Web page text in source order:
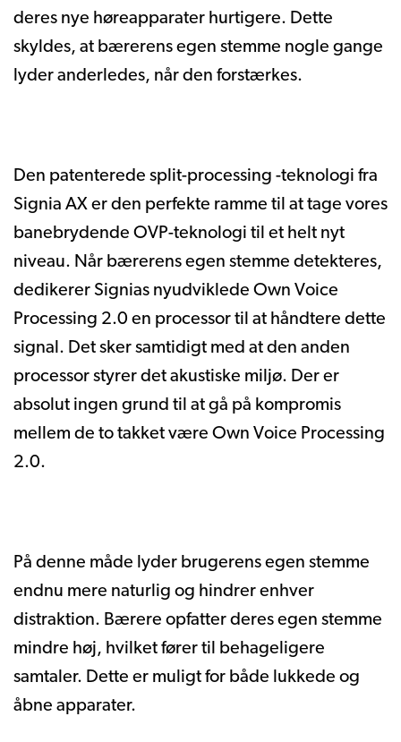
deres nye høreapparater hurtigere. Dette
skyldes, at bærerens egen stemme nogle gange
lyder anderledes, når den forstærkes.
Den patenterede split-processing -teknologi fra
Signia AX er den perfekte ramme til at tage vores
banebrydende OVP-teknologi til et helt nyt
niveau. Når bærerens egen stemme detekteres,
dedikerer Signias nyudviklede Own Voice
Processing 2.0 en processor til at håndtere dette
signal. Det sker samtidigt med at den anden
processor styrer det akustiske miljø. Der er
absolut ingen grund til at gå på kompromis
mellem de to takket være Own Voice Processing
2.0.
På denne måde lyder brugerens egen stemme
endnu mere naturlig og hindrer enhver
distraktion. Bærere opfatter deres egen stemme
mindre høj, hvilket fører til behageligere
samtaler. Dette er muligt for både lukkede og
åbne apparater.